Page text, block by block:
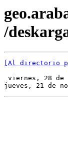
/
[Al directorio
viernes, 28
jueves, 21 de